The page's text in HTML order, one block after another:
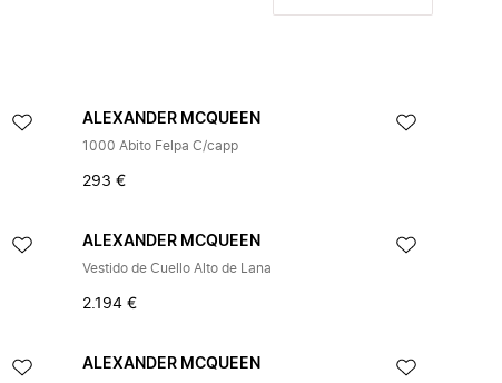
ALEXANDER MCQUEEN
1000 Abito Felpa C/capp
293 €
ALEXANDER MCQUEEN
Vestido de Cuello Alto de Lana
2.194 €
ALEXANDER MCQUEEN